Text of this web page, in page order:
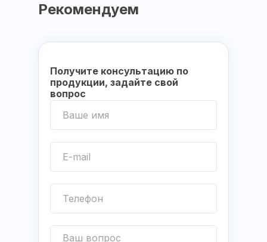
Рекомендуем
Получите консультацию по
продукции, задайте свой
вопрос